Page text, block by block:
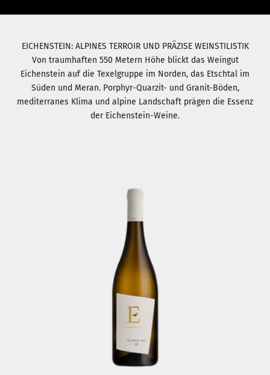
EICHENSTEIN: ALPINES TERROIR UND PRÄZISE WEINSTILISTIK
Von traumhaften 550 Metern Höhe blickt das Weingut
Eichenstein auf die Texelgruppe im Norden, das Etschtal im
Süden und Meran. Porphyr-Quarzit- und Granit-Böden,
mediterranes Klima und alpine Landschaft prägen die Essenz
der Eichenstein-Weine.